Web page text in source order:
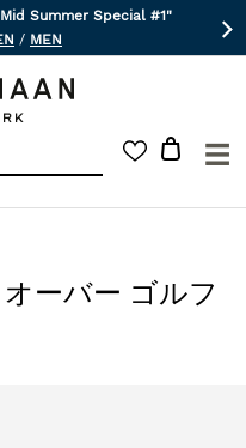
Summer Special #1"
/ MEN
☰
ーバー ゴルフ